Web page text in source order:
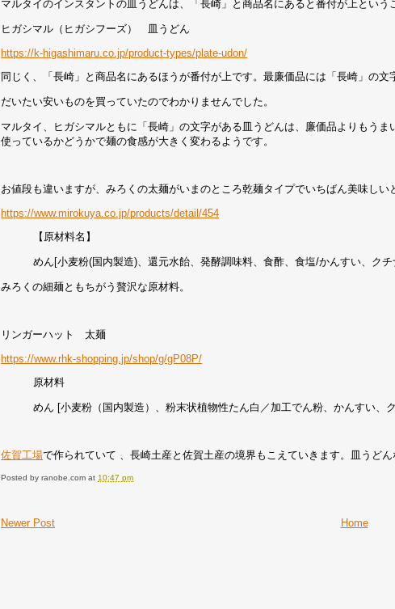
マルタイのインスタントの皿うどんは、「長崎」と商品名にあると番付が上という
ヒガシマル（ヒガシフーズ） 皿うどん
https://k-higashimaru.co.jp/product-types/plate-udon/
同じく、「長崎」と商品名にあるほうが番付が上です。最廉価品には「長崎」の文
だいたい安いものを買っていたのでわかりませんでした。
マルタイ、ヒガシマルともに「長崎」の文字がある皿うどんは、廉価品よりもう
使っているかどうかで麺の食感が大きく変わるようです。
お値段も違いますが、みろくの太麺がいまのところ乾麺タイプでいちばん美味しい
https://www.mirokuya.co.jp/products/detail/454
【原材料名】
めん[小麦粉(国内製造)、還元水飴、発酵調味料、食酢、食塩/かんすい、クチ
みろくの細麺ともちがう贅沢な原材料。
リンガーハット 太麺
https://www.rhk-shopping.jp/shop/g/gP08P/
原材料
めん [小麦粉（国内製造）、粉末状植物性たん白／加工でん粉、かんすい、
佐賀工場で作られていて 、長崎土産と佐賀土産の境界もこえていきます。皿うど
Posted byranobe.com at 10:47 pm
Newer Post Home